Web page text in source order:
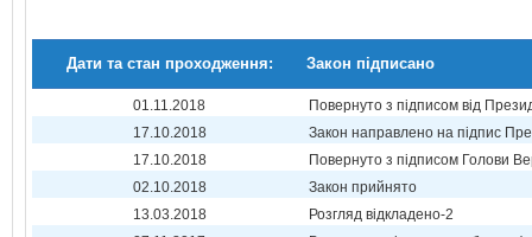
Дати та стан проходження: Закон підписано
01.11.2018
Повернуто з підписом від
17.10.2018
Закон направлено на підпис
17.10.2018
Повернуто з підписом Голови
02.10.2018
Закон прийнято
13.03.2018
Розгляд відкладено-2